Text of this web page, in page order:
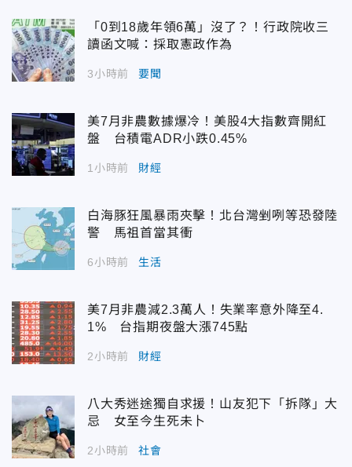
「0到18歲年領6萬」沒了？！行政院收三
讀函文喊：採取憲政作為
3小時前 要聞
美7月非農數據爆冷！美股4大指數齊開紅
盤 台積電ADR小跌0.45%
1小時前 財經
白海豚狂風暴雨夾擊！北台灣剉咧等恐發陸
警 馬祖首當其衝
6小時前 生活
美7月非農減2.3萬人！失業率意外降至4.
1% 台指期夜盤大漲745點
2小時前 財經
八大秀迷途獨自求援！山友犯下「拆隊」大
忌 女至今生死未卜
2小時前 社會